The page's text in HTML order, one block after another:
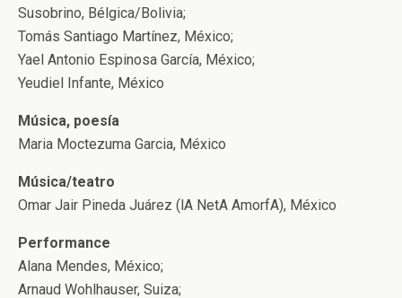
Susobrino, Bélgica/Bolivia;
Tomás Santiago Martínez, México;
Yael Antonio Espinosa García, México;
Yeudiel Infante, México
Música, poesía
Maria Moctezuma Garcia, México
Música/teatro
Omar Jair Pineda Juárez (lA NetA AmorfA), México
Performance
Alana Mendes, México;
Arnaud Wohlhauser, Suiza;